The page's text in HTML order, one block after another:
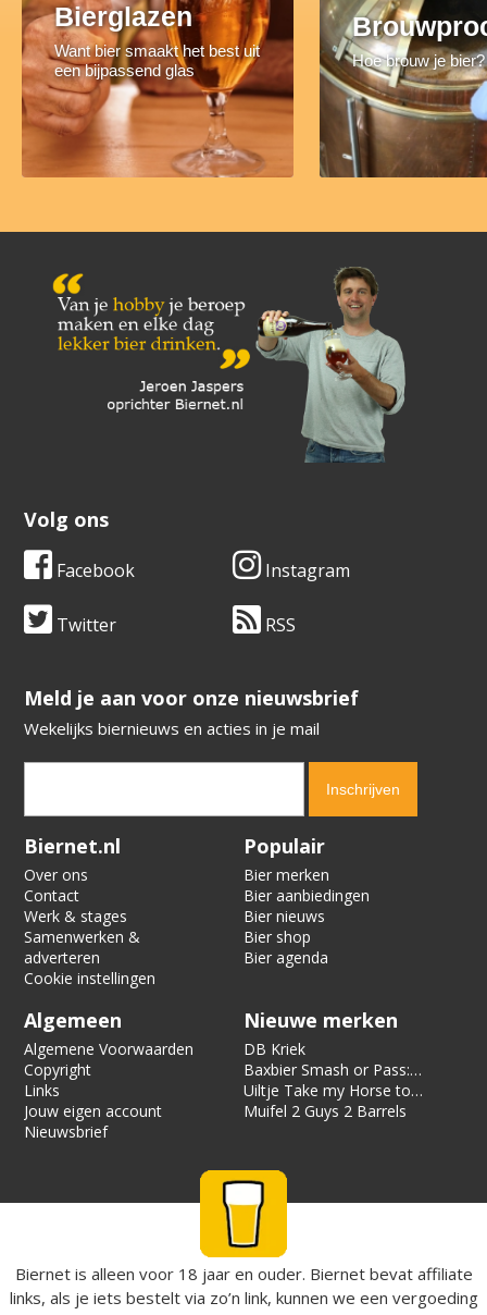
Bierglazen
Want bier smaakt het best uit
een bijpassend glas
Hoe brouw je bier?
Volg ons
Facebook Instagram
Twitter RSS
​​​​​​​Meld je aan voor onze nieuwsbrief
Wekelijks biernieuws en acties in je mail
Verification code:
Biernet.nl
Over ons
Contact
Werk & stages
Samenwerken &
adverteren
Cookie instellingen
Populair
Bier merken
Bier aanbiedingen
Bier nieuws
Bier shop
Bier agenda
Algemeen
Algemene Voorwaarden
Copyright
Links
Jouw eigen account
Nieuwsbrief
Nieuwe merken
DB Kriek
Baxbier Smash or Pass:
Strata
Uiltje Take my Horse to
the Hotel Room
Muifel 2 Guys 2 Barrels
Biernet is alleen voor 18 jaar en ouder. Biernet bevat affiliate
links, als je iets bestelt via zo’n link, kunnen we een vergoeding